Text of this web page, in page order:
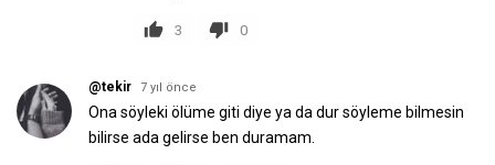
3 0
@tekir 7 yıl önce
Ona söyleki ölüme giti diye ya da dur söyleme bilmesin
bilirse ada gelirse ben duramam.